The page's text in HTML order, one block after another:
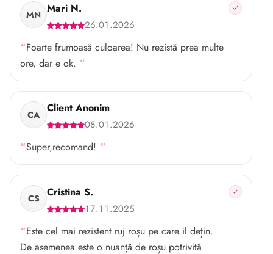
MN Mari N.
26.01.2026
Foarte frumoasă culoarea! Nu rezistă prea multe
ore, dar e ok.
CA Client Anonim
08.01.2026
Super,recomand!
CS Cristina S.
17.11.2025
Este cel mai rezistent ruj roșu pe care il dețin.
De asemenea este o nuanță de roșu potrivită